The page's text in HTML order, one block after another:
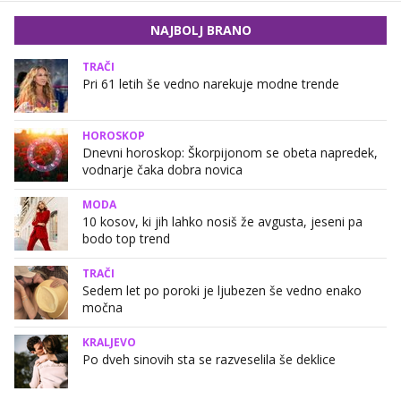
NAJBOLJ BRANO
TRAČI
Pri 61 letih še vedno narekuje modne trende
HOROSKOP
Dnevni horoskop: Škorpijonom se obeta napredek,
vodnarje čaka dobra novica
MODA
10 kosov, ki jih lahko nosiš že avgusta, jeseni pa
bodo top trend
TRAČI
Sedem let po poroki je ljubezen še vedno enako
močna
KRALJEVO
Po dveh sinovih sta se razveselila še deklice